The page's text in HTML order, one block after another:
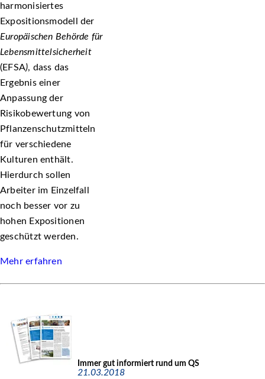
harmonisiertes
Expositionsmodell der
Europäischen Behörde für
Lebensmittelsicherheit
(EFSA), dass das
Ergebnis einer
Anpassung der
Risikobewertung von
Pflanzenschutzmitteln
für verschiedene
Kulturen enthält.
Hierdurch sollen
Arbeiter im Einzelfall
noch besser vor zu
hohen Expositionen
geschützt werden.
Mehr erfahren
Immer gut informiert rund um QS
21.03.2018